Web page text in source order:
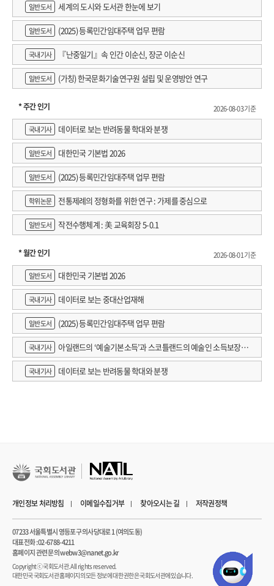
일반도서 세계의 도시와 도서관 한눈에 보기
일반도서 (2025) 등록민간임대주택 업무 편람
국내기사 『난중일기』속 인간 이순신, 장군 이순신
일반도서 (가칭) 한국문화기술연구원 설립 및 운영방안 연구
* 주간 인기
2026-08-03 기준
국내기사
데이터로 보는 반려동물 학대와 분쟁
일반도서 대한민국 기본법 2026
일반도서 (2025) 등록민간임대주택 업무 편람
학위논문 전통제례의 정형화를 위한 연구 : 가제를 중심으로
일반도서 작전수행체계 : 美 교육회장 5-0.1
* 월간 인기
2026-08-01 기준
일반도서
대한민국 기본법 2026
국내기사 데이터로 보는 중대산업재해
일반도서 (2025) 등록민간임대주택 업무 편람
국내기사
아일랜드의 ‘예술기본소득’과 스코틀랜드의 예술인 소득보장정
책 논의
국내기사 데이터로 보는 반려동물 학대와 분쟁
개인정보 처리방침 이메일수집거부 찾아오시는 길 저작권정책
07233 서울특별시 영등포구 의사당대로 1 (여의도동)
대표전화 : 02-6788-4211
홈페이지 관련 문의 webw3@nanet.go.kr
Copyrightⓒ 국회도서관. All rights reserved.
대한민국 국회도서관 홈페이지의 모든 정보에 대한 권한은 국회도서관에 있습니다.